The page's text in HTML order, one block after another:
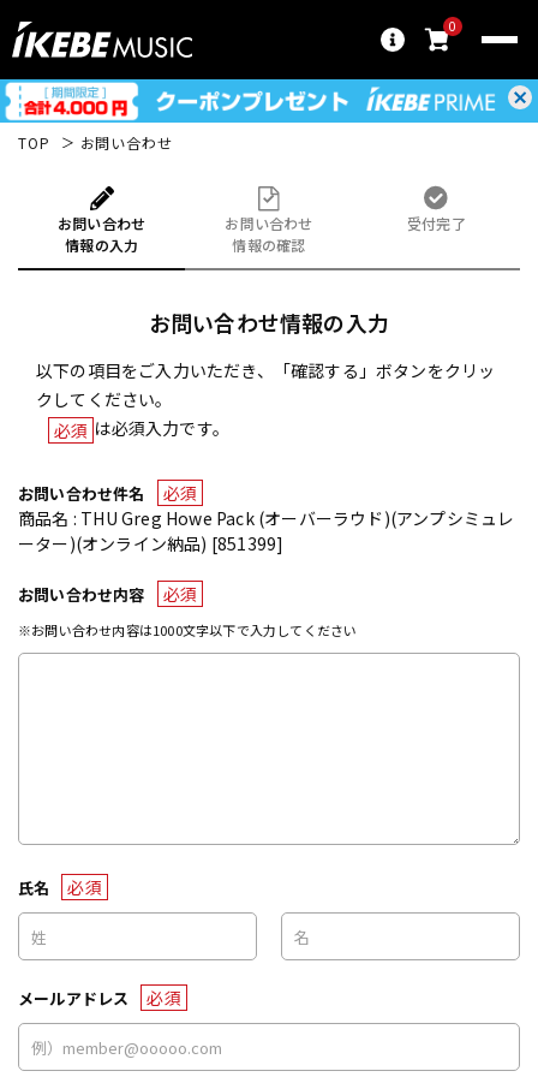
0
TOP お問い合わせ
お問い合わせ
情報の入力
お問い合わせ
情報の確認
受付完了
お問い合わせ情報の入力
以下の項目をご入力いただき、「確認する」ボタンをクリッ
クしてください。
必須 は必須入力です。
お問い合わせ件名
必須
商品名 : THU Greg Howe Pack (オーバーラウド)(アンプシミュレ
ーター)(オンライン納品) [851399]
お問い合わせ内容 必須
※お問い合わせ内容は1000文字以下で入力してください
氏名 必須
メールアドレス 必須